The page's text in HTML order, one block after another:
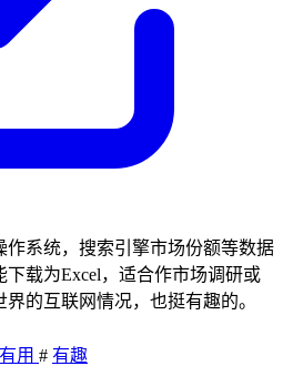
系统，搜索引擎市场份额等数据
载为Excel，适合作市场调研或
的互联网情况，也挺有趣的。
有用 # 有趣